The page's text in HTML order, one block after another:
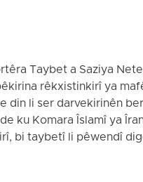
Taybet a Saziya
rêkxistinkirî ya
din li ser darvekirinên
ku Komara Îslamî ya
bi taybetî li pêwendî